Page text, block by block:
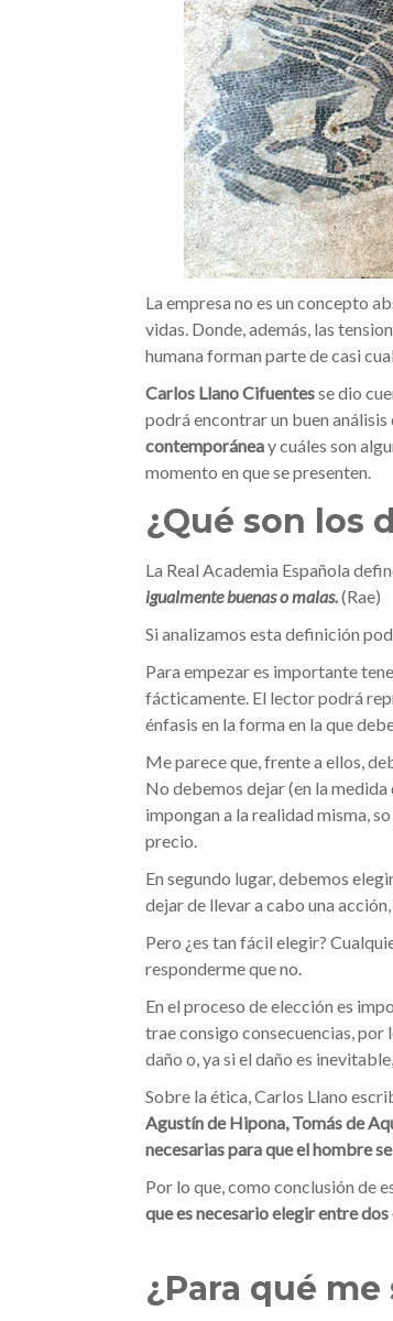
La empresa no es un concepto
vidas. Donde, además, las
humana forman parte de casi
Carlos Llano Cifuentesse dio
podrá encontrar un buen análisis
contemporáneay cuáles son
momento en que se presenten.
¿Qué son los
La Real Academia Española
igualmente buenas o malas.(Rae)
Si analizamos esta definición
Para empezar es importante
fácticamente. El lector podrá
énfasis en la forma en la que
Me parece que, frente a ellos,
No debemos dejar (en la
impongan a la realidad misma,
precio.
En segundo lugar, debemos
dejar de llevar a cabo una
Pero ¿es tan fácil elegir?
responderme que no.
En el proceso de elección es
trae consigo consecuencias, por
daño o, ya si el daño es
Sobre la ética, Carlos Llano
Agustín de Hipona, Tomás de
necesarias para que el hombre
Por lo que, como conclusión de
que es necesario elegir entre
¿Para qué me